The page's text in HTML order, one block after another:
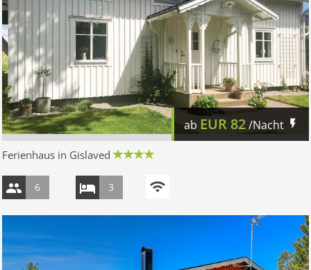
ab EUR 82/Nacht
Ferienhaus in Gislaved
6 3